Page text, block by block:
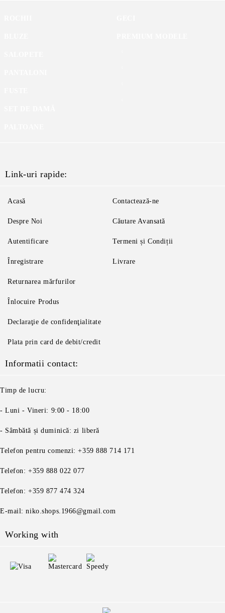
Link-uri rapide:
Acasă
Despre Noi
Autentificare
Înregistrare
Contactează-ne
Căutare Avansată
Termeni și Condiții
Livrare
Returnarea mărfurilor
Înlocuire Produs
Declaraţie de confidenţialitate
Plata prin card de debit/credit
Informatii contact:
Timp de lucru:
- Luni - Vineri: 9:00 - 18:00
- Sâmbătă și duminică: zi liberă
Telefon pentru comenzi: +359 888 714 171
Telefon: +359 888 022 077
Telefon: +359 877 474 324
E-mail: niko.shops.1966@gmail.com
Working with